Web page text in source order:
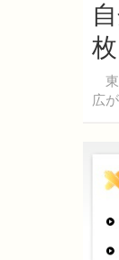
東
広